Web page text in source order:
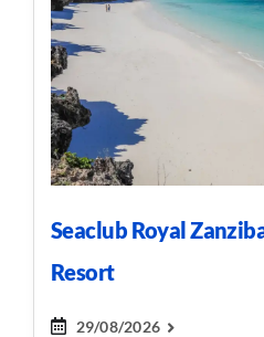
Seaclub Royal
Resort
29/08/2026